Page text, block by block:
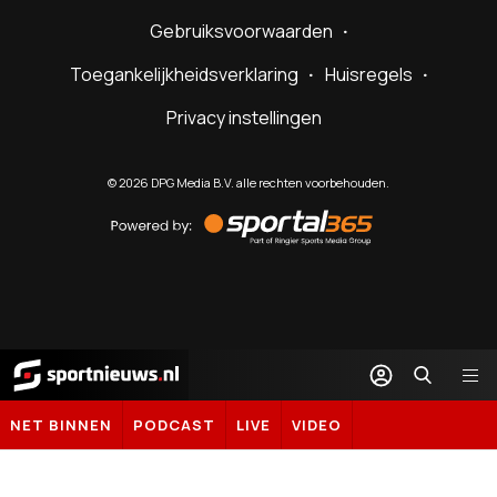
Gebruiksvoorwaarden
Toegankelijkheidsverklaring
Huisregels
Privacy instellingen
©2026 DPG Media B.V. alle rechten voorbehouden.
by
Sportal365
Sportnieuws.nl
NET BINNEN PODCAST LIVE VIDEO